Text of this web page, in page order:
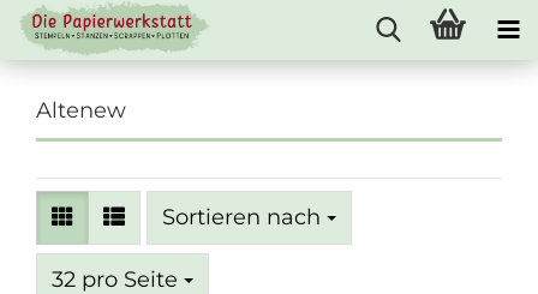
Altenew
Sortieren nach
Sortieren nach
32 pro Seite
pro Seite